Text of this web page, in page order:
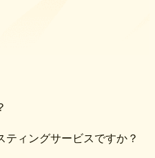
アカウント、アイテム、代
内アイテムを取り扱うオン
Eldoradoでは多くの人気ゲ
外のすべての国および地方自
ティングサービスですか？